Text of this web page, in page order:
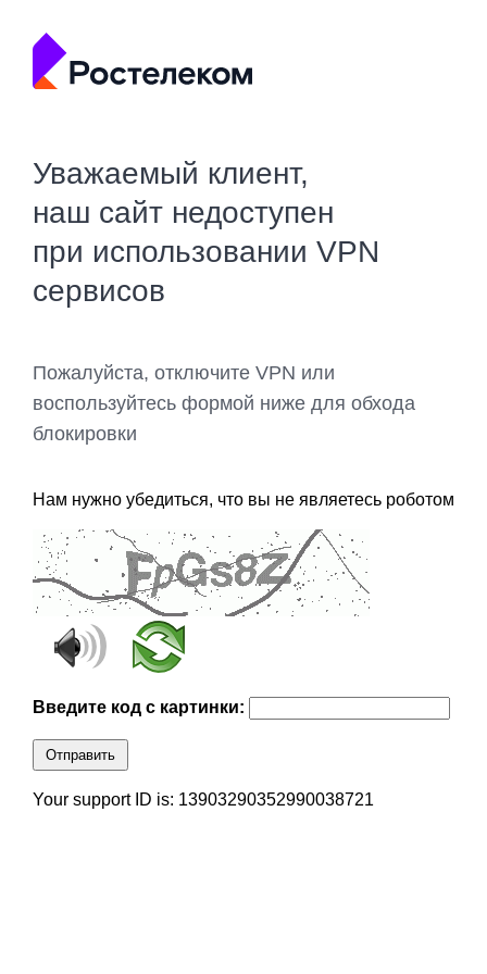
Уважаемый клиент,
наш сайт недоступен
при использовании VPN
сервисов
Пожалуйста, отключите VPN или
воспользуйтесь формой ниже для обхода
блокировки
Нам нужно убедиться, что вы не являетесь роботом
Введите код с картинки:
Отправить
Your support ID is: 13903290352990038721